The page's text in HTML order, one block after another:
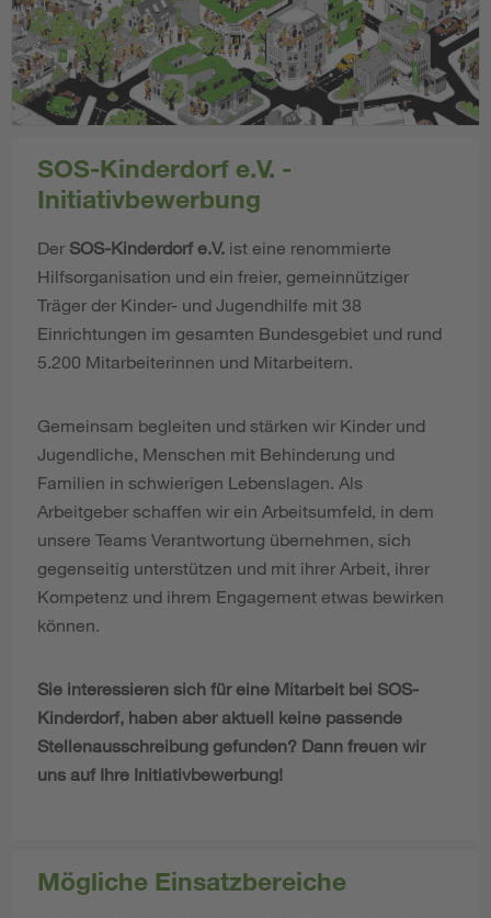
SOS-Kinderdorf e.V. -
Initiativbewerbung
Der SOS-Kinderdorf e.V. ist eine renommierte
Hilfsorganisation und ein freier, gemeinnütziger
Träger der Kinder- und Jugendhilfe mit 38
Einrichtungen im gesamten Bundesgebiet und rund
5.200 Mitarbeiterinnen und Mitarbeitern.
Gemeinsam begleiten und stärken wir Kinder und
Jugendliche, Menschen mit Behinderung und
Familien in schwierigen Lebenslagen. Als
Arbeitgeber schaffen wir ein Arbeitsumfeld, in dem
unsere Teams Verantwortung übernehmen, sich
gegenseitig unterstützen und mit ihrer Arbeit, ihrer
Kompetenz und ihrem Engagement etwas bewirken
können.
Sie interessieren sich für eine Mitarbeit bei SOS-
Kinderdorf, haben aber aktuell keine passende
Stellenausschreibung gefunden? Dann freuen wir
uns auf Ihre Initiativbewerbung!
Mögliche Einsatzbereiche